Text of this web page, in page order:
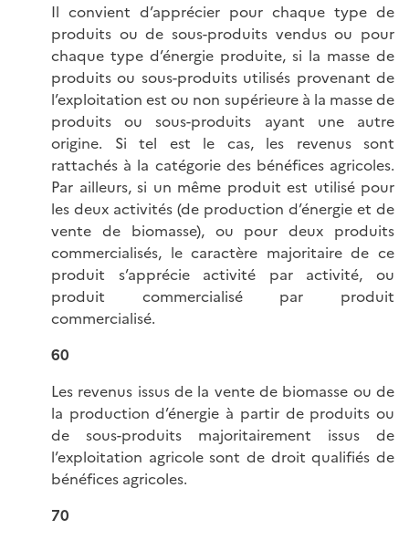
Il convient d’apprécier pour chaque type de
produits ou de sous-produits vendus ou pour
chaque type d’énergie produite, si la masse de
produits ou sous-produits utilisés provenant de
l’exploitation est ou non supérieure à la masse de
produits ou sous-produits ayant une autre
origine. Si tel est le cas, les revenus sont
rattachés à la catégorie des bénéfices agricoles.
Par ailleurs, si un même produit est utilisé pour
les deux activités (de production d’énergie et de
vente de biomasse), ou pour deux produits
commercialisés, le caractère majoritaire de ce
produit s’apprécie activité par activité, ou
produit commercialisé par produit
commercialisé.
60
Les revenus issus de la vente de biomasse ou de
la production d’énergie à partir de produits ou
de sous-produits majoritairement issus de
l’exploitation agricole sont de droit qualifiés de
bénéfices agricoles.
70